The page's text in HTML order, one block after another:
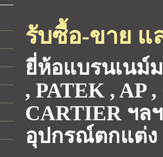
รับซื้อ-ขาย แ
ยี่ห้อแบรนเนม์
, PATEK , AP
CARTIER ฯล
อุปกรณ์ตกแต่